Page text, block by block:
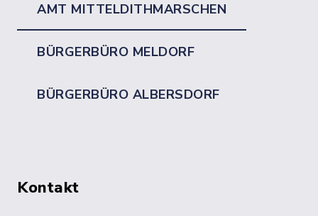
AMT MITTELDITHMARSCHEN
BÜRGERBÜRO MELDORF
BÜRGERBÜRO ALBERSDORF
Kontakt